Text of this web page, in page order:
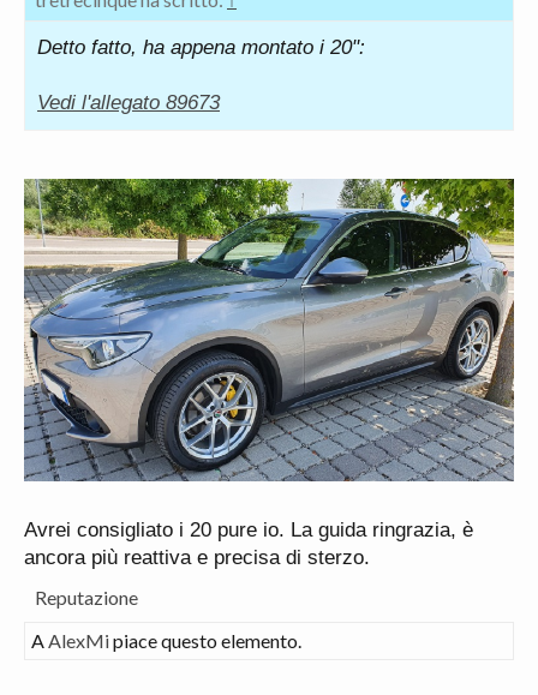
Detto fatto, ha appena montato i 20":
Vedi l'allegato 89673
Avrei consigliato i 20 pure io. La guida ringrazia, è
ancora più reattiva e precisa di sterzo.
Reputazione
AAlexMipiace questo elemento.